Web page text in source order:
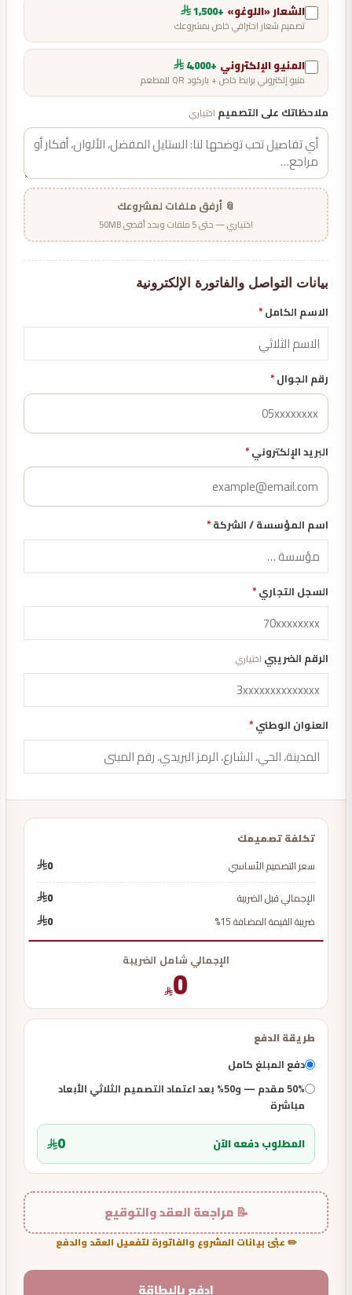
الشعار «اللوغو» +1,500
تصميم شعار احترافي خاص بمشروعك
المنيو الإلكتروني +4,000
منيو إلكتروني برابط خاص + باركود QR للمطعم
ملاحظاتك على التصميم اختياري
📎 أرفق ملفات لمشروعك
اختياري — حتى 5 ملفات وبحد أقصى 50MB
بيانات التواصل والفاتورة الإلكترونية
الاسم الكامل*
رقم الجوال*
البريد الإلكتروني*
اسم المؤسسة / الشركة*
السجل التجاري*
الرقم الضريبي اختياري
العنوان الوطني*
تكلفة تصميمك
سعر التصميم الأساسي
0
الإجمالي قبل الضريبة
0
ضريبة القيمة المضافة 15%
0
الإجمالي شامل الضريبة
0
طريقة الدفع
دفع المبلغ كامل
50% مقدم — و50% بعد اعتماد التصميم الثلاثي الأبعاد
مباشرة
المطلوب دفعه الآن 0
📝 مراجعة العقد والتوقيع
✏️ عبّئ بيانات المشروع والفاتورة لتفعيل العقد والدفع
ادفع بالبطاقة